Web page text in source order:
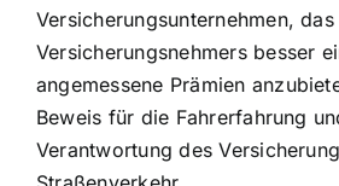
Versicherungsunternehmen,
Versicherungsnehmers besser
angemessene Prämien
Beweis für die Fahrerfahrung
Verantwortung des